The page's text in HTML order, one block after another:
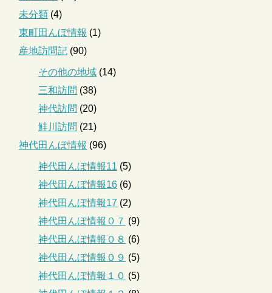
未分類 (4)
東町田んぼ情報 (1)
産地訪問記 (90)
その他の地域 (14)
三和訪問 (38)
神代訪問 (20)
鮭川訪問 (21)
神代田んぼ情報 (96)
神代田んぼ情報11 (5)
神代田んぼ情報16 (6)
神代田んぼ情報17 (2)
神代田んぼ情報０７ (9)
神代田んぼ情報０８ (6)
神代田んぼ情報０９ (5)
神代田んぼ情報１０ (5)